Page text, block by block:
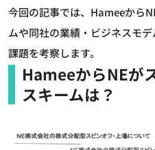
今回の記事では、Hameeから
ムや同社の業績・ビジネスモ
課題を考察します。
HameeからNEが
スキームは？